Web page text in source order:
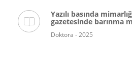
Yazılı basında
gazetesinde barınma
Doktora - 2025